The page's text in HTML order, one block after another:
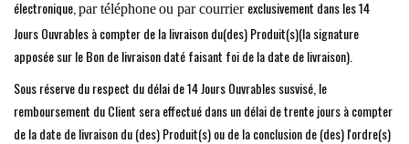
électronique, par téléphoneou par courrier exclusivement dans les 14
Jours Ouvrables à compter de la livraison du(des) Produit(s)(la signature
apposée sur le Bon de livraison daté faisant foi de la date de livraison).
Sous réserve du respect du délai de 14 Jours Ouvrables susvisé, le
remboursement du Client sera effectué dans un délai de trente jours à compter
de la date de livraison du (des) Produit(s) ou de la conclusion de (des) l'ordre(s)